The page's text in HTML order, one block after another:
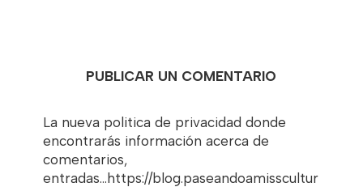
PUBLICAR UN COMENTARIO
La nueva politica de privacidad donde
encontrarás información acerca de
comentarios,
entradas...https://blog.paseandoamisscultur